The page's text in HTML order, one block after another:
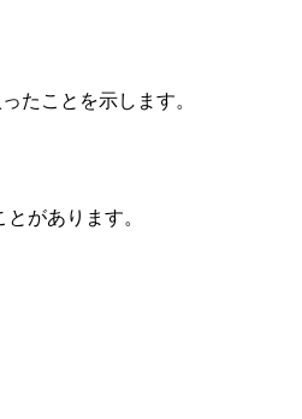
たことを示します。
があります。